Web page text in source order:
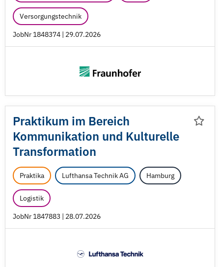
Versorgungstechnik
JobNr 1848374 | 29.07.2026
Praktikum im Bereich
Kommunikation und Kulturelle
Transformation
Praktika Lufthansa Technik AG Hamburg
Logistik
JobNr 1847883 | 28.07.2026